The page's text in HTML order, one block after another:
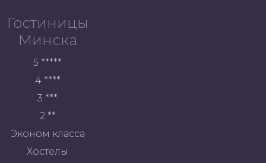
Гостиницы
Минска
5 *****
4 ****
3 ***
2 **
Эконом класса
Хостелы